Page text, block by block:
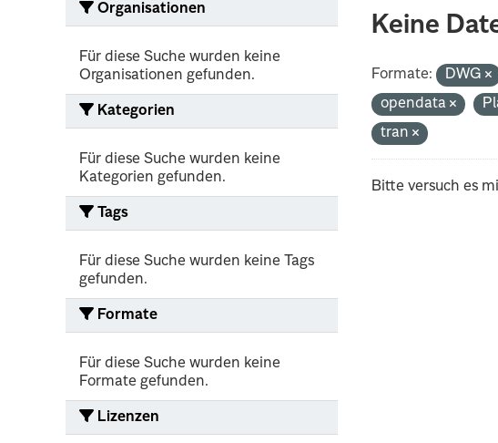
Organisationen
Für diese Suche wurden keine
Organisationen gefunden.
Kategorien
Für diese Suche wurden keine
Kategorien gefunden.
Tags
Für diese Suche wurden keine Tags
gefunden.
Formate
Für diese Suche wurden keine
Formate gefunden.
Lizenzen
Keine
Formate: DWG
opendata
tran
Bitte versuch es